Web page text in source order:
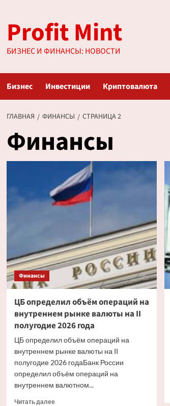
содержимому
Profit Mint
БИЗНЕС И ФИНАНСЫ: НОВОСТИ
Бизнес Инвестиции Криптовалюта
ГЛАВНАЯ ФИНАНСЫ СТРАНИЦА 2
Финансы
Финансы
ЦБ определил объём операций на
внутреннем рынке валюты на II
полугодие 2026 года
ЦБ определил объём операций на
внутреннем рынке валюты на II
полугодие 2026 годаБанк России
определил объём операций на
внутреннем валютном...
Читать далееПрочитать